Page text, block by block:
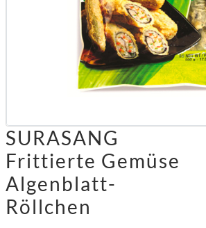
SURASANG
Frittierte Gemüse
Algenblatt-
Röllchen